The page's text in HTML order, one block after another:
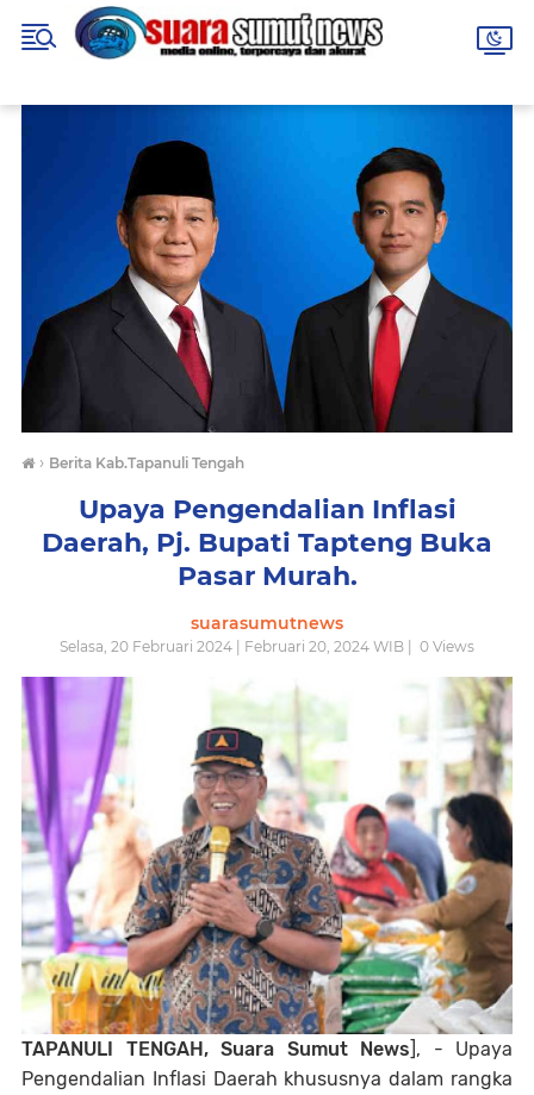
› Berita Kab.Tapanuli Tengah
Upaya Pengendalian Inflasi
Daerah, Pj. Bupati Tapteng Buka
Pasar Murah.
suarasumutnews
Selasa, 20 Februari 2024 | Februari 20, 2024 WIB | 0 Views
TAPANULI TENGAH, Suara Sumut News], - Upaya
Pengendalian Inflasi Daerah khususnya dalam rangka